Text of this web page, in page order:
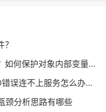
对象内部变量不被外部修改
么办？一步步排查与解决指南
颈分析思路有哪些